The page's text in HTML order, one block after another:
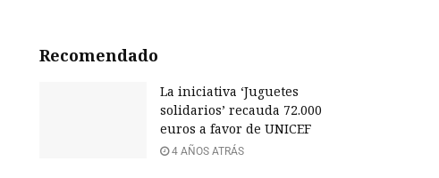
Recomendado
La iniciativa ‘Juguetes
solidarios’ recauda 72.000
euros a favor de UNICEF
4 AÑOS ATRÁS